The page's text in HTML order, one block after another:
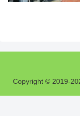
Copyright © 2019-